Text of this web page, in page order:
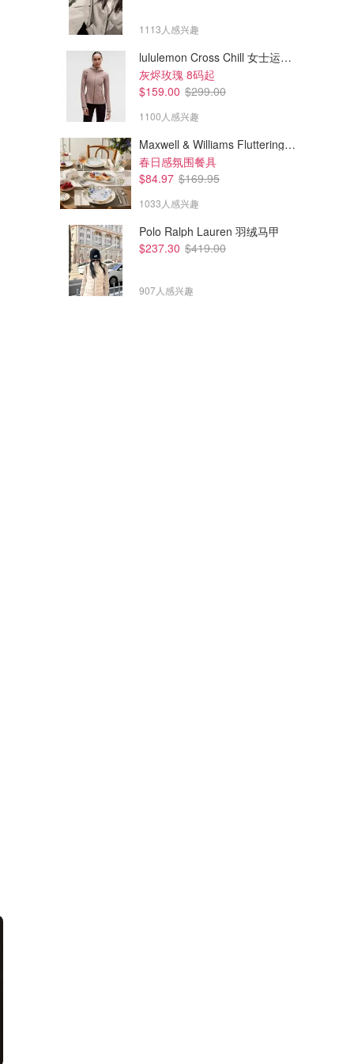
1113人感兴趣
lululemon Cross Chill 女士运动夹克
灰烬玫瑰 8码起
$159.00 $299.00
1100人感兴趣
Maxwell & Williams Fluttering Meadow 12件餐具套装
春日感氛围餐具
$84.97 $169.95
1033人感兴趣
Polo Ralph Lauren 羽绒马甲
$237.30 $419.00
907人感兴趣